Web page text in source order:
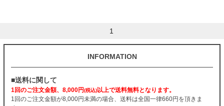
1
INFORMATION
■送料に関して
1回のご注文金額、8,000円(税込)以上で送料無料となります。
1回のご注文金額が8,000円未満の場合、送料は全国一律660円を頂きま